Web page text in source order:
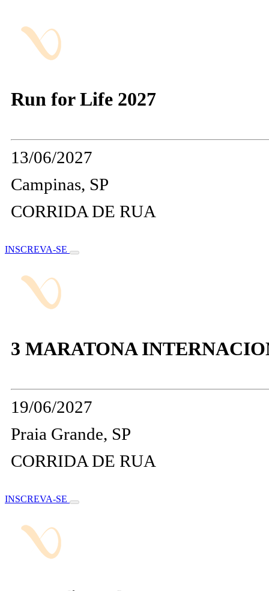
Run for Life 2027
13/06/2027
Campinas, SP
CORRIDA DE RUA
INSCREVA-SE
3 MARATONA
19/06/2027
Praia Grande, SP
CORRIDA DE RUA
INSCREVA-SE